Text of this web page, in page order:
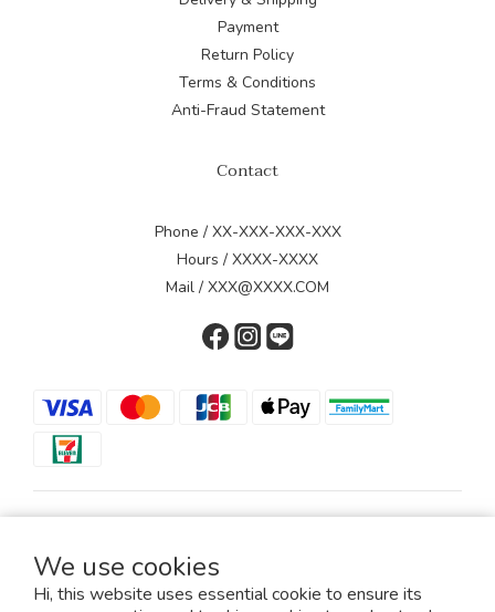
We use cookies
Hi, this website uses essential cookie to ensure its
Payment
Return Policy
Terms & Conditions
Anti-Fraud Statement
Contact
Phone / XX-XXX-XXX-XXX
Hours / XXXX-XXXX
Mail / XXX@XXXX.COM